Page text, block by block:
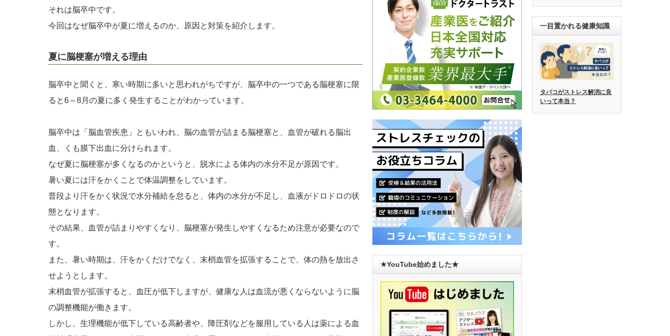
それは脳卒中です。
今回はなぜ脳卒中が夏に増えるのか、原因と対策を紹介します。
夏に脳梗塞が増える理由
脳卒中と聞くと、寒い時期に多いと思われがちですが、脳卒中の一つである脳梗塞に限
ると6～8月の夏に多く発生することがわかっています。
脳卒中は「脳血管疾患」ともいわれ、脳の血管が詰まる脳梗塞と、血管が破れる脳出
血、くも膜下出血に分けられます。
なぜ夏に脳梗塞が多くなるのかというと、脱水による体内の水分不足が原因です。
暑い夏には汗をかくことで体温調整をしています。
普段より汗をかく状況で水分補給を怠ると、体内の水分が不足し、血液がドロドロの状
態となります。
その結果、血管が詰まりやすくなり、脳梗塞が発生しやすくなるため注意が必要なので
す。
また、暑い時期は、汗をかくだけでなく、末梢血管を拡張することで、体の熱を放出さ
せようとします。
末梢血管が拡張すると、血圧が低下しますが、健康な人は血流が悪くならないように脳
の調整機能が働きます。
しかし、生理機能が低下している高齢者や、降圧剤などを服用している人は薬による血
★YouTube始めました★
一目置かれる健康知識
タバコがストレス解消に良
いって本当？